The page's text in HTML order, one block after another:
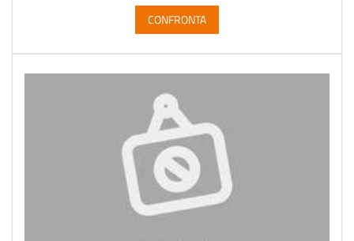
CONFRONTA